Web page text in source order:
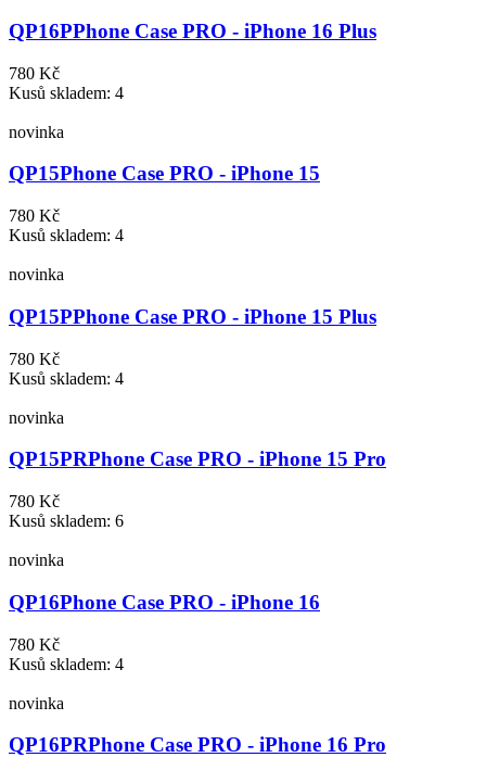
QP16PPhone Case PRO - iPhone 16 Plus
780 Kč
Kusů skladem: 4
novinka
QP15Phone Case PRO - iPhone 15
780 Kč
Kusů skladem: 4
novinka
QP15PPhone Case PRO - iPhone 15 Plus
780 Kč
Kusů skladem: 4
novinka
QP15PRPhone Case PRO - iPhone 15 Pro
780 Kč
Kusů skladem: 6
novinka
QP16Phone Case PRO - iPhone 16
780 Kč
Kusů skladem: 4
novinka
QP16PRPhone Case PRO - iPhone 16 Pro